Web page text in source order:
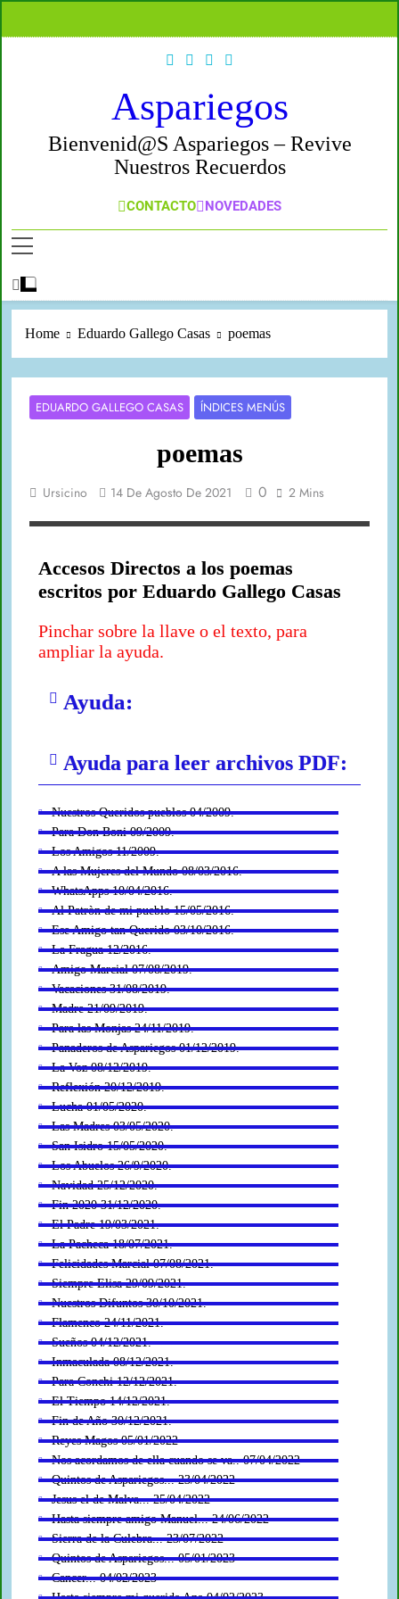
Aspariegos
Bienvenid@s Aspariegos – Revive
Nuestros Recuerdos
CONTACTO NOVEDADES
Home Eduardo Gallego Casas poemas
EDUARDO GALLEGO CASAS ÍNDICES MENÚS
poemas
Ursicino 14 De Agosto De 2021 0 2 Mins
Accesos Directos a los poemas
escritos por Eduardo Gallego Casas
Pinchar sobre la llave o el texto, para
ampliar la ayuda.
Ayuda:
Ayuda para leer archivos PDF:
Nuestros Queridos pueblos 04/2009.
Para Don Boni 09/2009.
Los Amigos 11/2009.
A las Mujeres del Mundo 08/03/2016.
WhatsApps 10/04/2016.
Al Patròn de mi pueblo 15/05/2016.
Ese Amigo tan Querido 03/10/2016.
La Fragua 12/2016.
Amigo Marcial 07/08/2019.
Vacaciones 31/08/2019.
Madre 21/09/2019.
Para las Monjas 24/11/2019.
Panaderos de Aspariegos 01/12/2019.
La Voz 08/12/2019.
Reflexión 20/12/2019.
Lucha 01/05/2020.
Las Madres 03/05/2020.
San Isidro 15/05/2020.
Los Abuelos 26/9/2020.
Navidad 25/12/2020.
Fin 2020 31/12/2020.
El Padre 19/03/2021.
La Pacheca 18/07/2021.
Felicidades Marcial 07/08/2021.
Siempre Elisa 29/09/2021.
Nuestros Difuntos 30/10/2021.
Flamenco 24/11/2021.
Sueños 04/12/2021.
Inmaculada 08/12/2021.
Para Conchi 12/12/2021.
El Tiempo 14/12/2021.
Fin de Año 30/12/2021.
Reyes Magos 05/01/2022
Nos acordamos de ella cuando se va.. 07/04/2022
Quintos de Aspariegos... 23/04/2022
Jesus el de Malva... 25/04/2022
Hasta siempre amigo Manuel... 24/06/2022
Sierra de la Culebra... 23/07/2022
Quintos de Aspariegos... 05/01/2023
Cancer... 04/02/2023